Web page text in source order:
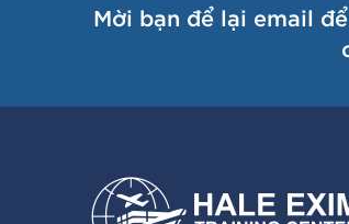
Mời bạn để lại email